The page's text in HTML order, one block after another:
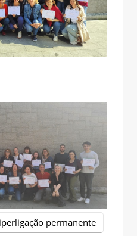
permanente